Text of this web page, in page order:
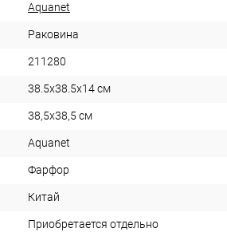
Aquanet
Раковина
211280
38.5x38.5x14 см
38,5x38,5 см
Aquanet
Фарфор
Китай
Приобретается отдельно